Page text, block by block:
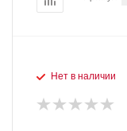
Нет в наличии